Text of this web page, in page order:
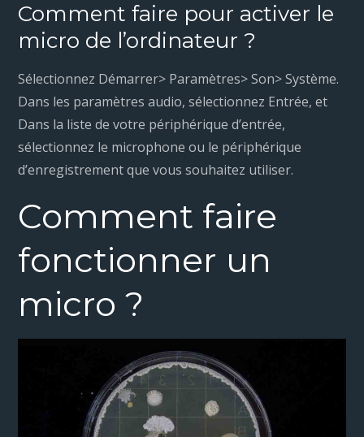
Comment faire pour activer le
micro de l’ordinateur ?
Sélectionnez Démarrer> Paramètres> Son> Système.
Dans les paramètres audio, sélectionnez Entrée, et
Dans la liste de votre périphérique d’entrée,
sélectionnez le microphone ou le périphérique
d’enregistrement que vous souhaitez utiliser.
Comment faire
fonctionner un
micro ?